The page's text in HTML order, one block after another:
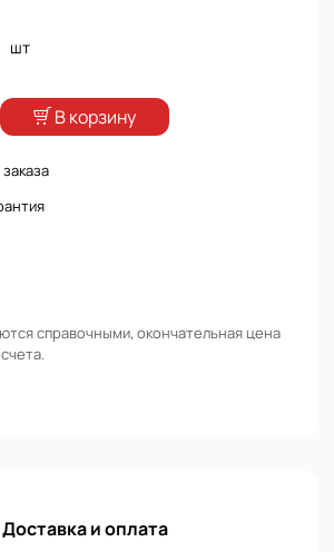
шт
В корзину
справочными, окончательная цена
Доставка и оплата